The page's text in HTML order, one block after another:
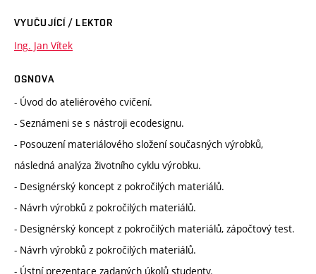
VYUČUJÍCÍ / LEKTOR
Ing. Jan Vítek
OSNOVA
- Úvod do ateliérového cvičení.
- Seznámeni se s nástroji ecodesignu.
- Posouzení materiálového složení současných výrobků,
následná analýza životního cyklu výrobku.
- Designérský koncept z pokročilých materiálů.
- Návrh výrobků z pokročilých materiálů.
- Designérský koncept z pokročilých materiálů, zápočtový test.
- Návrh výrobků z pokročilých materiálů.
- Ústní prezentace zadaných úkolů studenty.